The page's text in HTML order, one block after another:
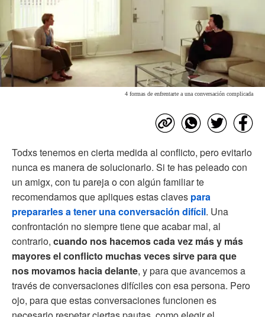
4 formas de enfrentarte a una conversación complicada
Todxs tenemos en cierta medida al conflicto, pero evitarlo
nunca es manera de solucionarlo. Si te has peleado con
un amigx, con tu pareja o con algún familiar te
recomendamos que apliques estas claves para
prepararles a tener una conversación difícil. Una
confrontación no siempre tiene que acabar mal, al
contrario, cuando nos hacemos cada vez más y más
mayores el conflicto muchas veces sirve para que
nos movamos hacia delante, y para que avancemos a
través de conversaciones difíciles con esa persona. Pero
ojo, para que estas conversaciones funcionen es